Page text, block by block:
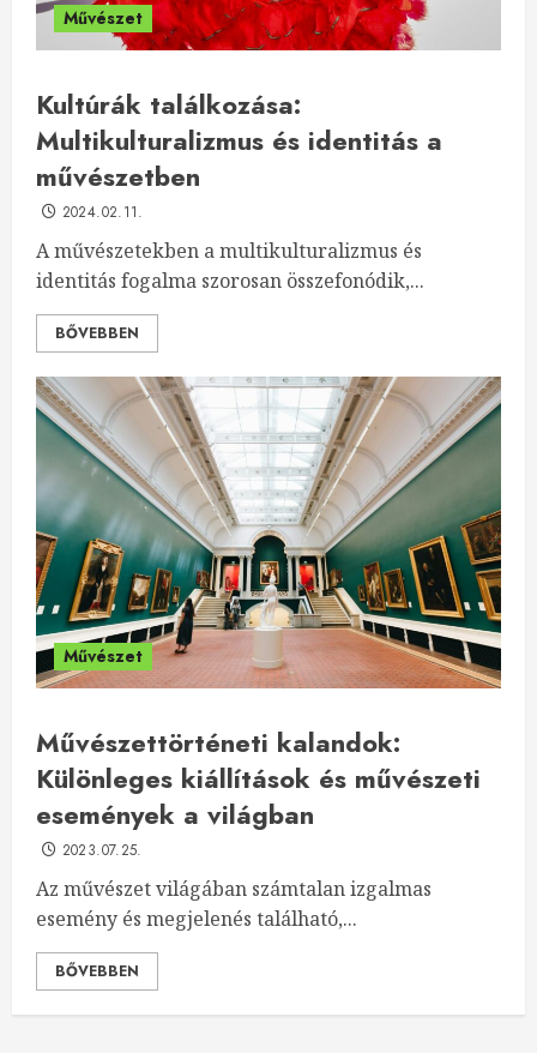
Művészet
Kultúrák találkozása:
Multikulturalizmus és identitás a
művészetben
2024.02.11.
A művészetekben a multikulturalizmus és
identitás fogalma szorosan összefonódik,...
BŐVEBBEN
Művészet
Művészettörténeti kalandok:
Különleges kiállítások és művészeti
események a világban
2023.07.25.
Az művészet világában számtalan izgalmas
esemény és megjelenés található,...
BŐVEBBEN